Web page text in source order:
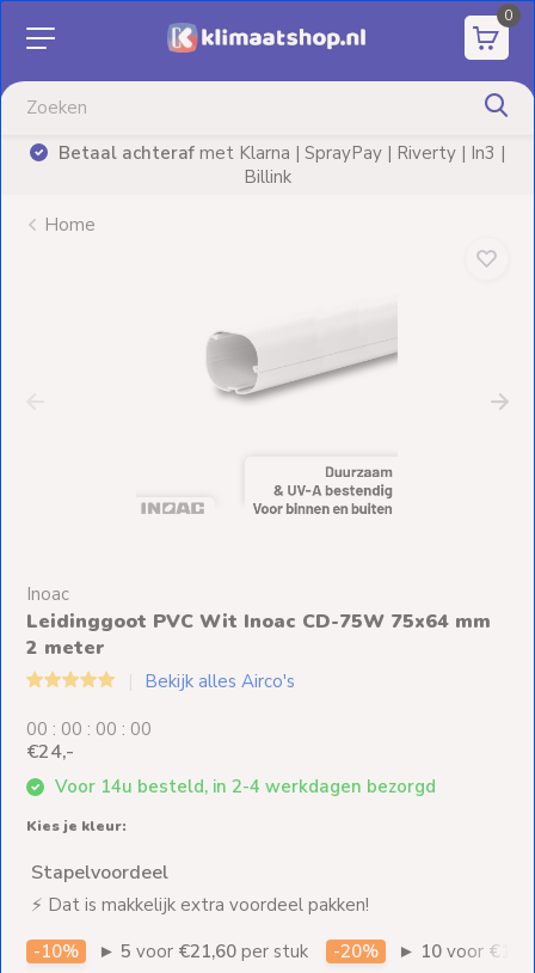
0
Betaal achterafmet Klarna | SprayPay | Riverty | In3 |
Billink
Aanbiedingen
verwarming
Spoed- en
Weekendleveringen
Klantenservice
Contact
Home
Inoac
Leidinggoot PVC Wit Inoac CD-75W 75x64 mm
2 meter
Bekijk alles Airco's
00 : 00 : 00 : 00
€24,-
Voor 14u besteld, in 2-4 werkdagen bezorgd
Kies je kleur:
Stapelvoordeel
⚡ Dat is makkelijk extra voordeel pakken!
-10%
► 5 voor €21,60 per stuk -20% ► 10 voor